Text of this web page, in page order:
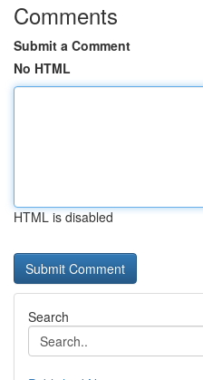
Comments
Submit a Comment
No HTML
HTML is disabled
Search